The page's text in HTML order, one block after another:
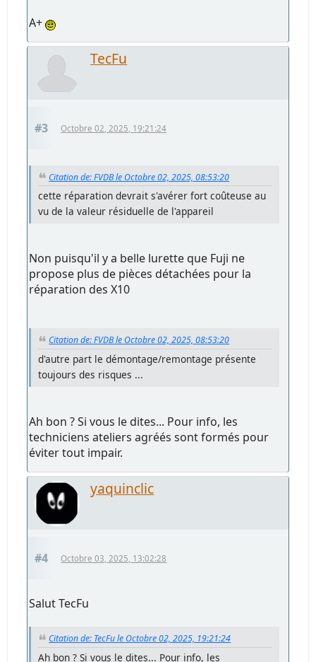
A+
TecFu
#3 Octobre 02, 2025, 19:21:24
Citation de: FVDB le Octobre 02, 2025, 08:53:20
cette réparation devrait s'avérer fort coûteuse au
vu de la valeur résiduelle de l'appareil
Non puisqu'il y a belle lurette que Fuji ne
propose plus de pièces détachées pour la
réparation des X10
Citation de: FVDB le Octobre 02, 2025, 08:53:20
d'autre part le démontage/remontage présente
toujours des risques ...
Ah bon ? Si vous le dites... Pour info, les
techniciens ateliers agréés sont formés pour
éviter tout impair.
yaquinclic
#4 Octobre 03, 2025, 13:02:28
Salut TecFu
Citation de: TecFu le Octobre 02, 2025, 19:21:24
Ah bon ? Si vous le dites... Pour info, les